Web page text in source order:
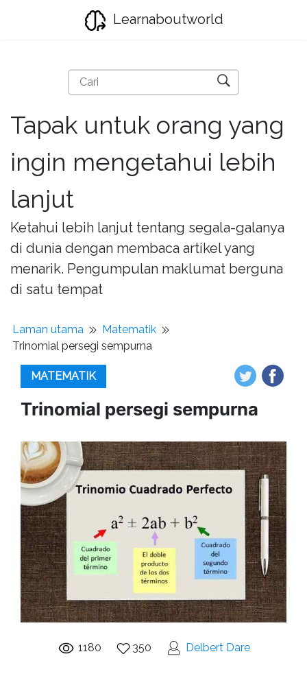
Learnaboutworld
Tapak untuk orang yang
ingin mengetahui lebih
lanjut
Ketahui lebih lanjut tentang segala-galanya
di dunia dengan membaca artikel yang
menarik. Pengumpulan maklumat berguna
di satu tempat
Laman utama
Matematik
Trinomial persegi sempurna
MATEMATIK
Trinomial persegi sempurna
1180 350 Delbert Dare